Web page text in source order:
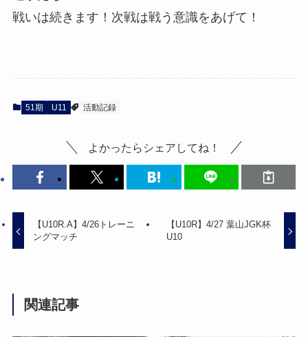
戦いは続きます！次戦は戦う意識をあげて！
51期 U11 活動記録
よかったらシェアしてね！
【U10R.A】4/26トレーニ
ングマッチ
【U10R】4/27 葉山JGK杯
U10
関連記事